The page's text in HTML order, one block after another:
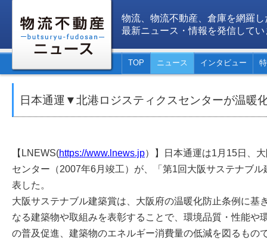
物流、物流不動産、倉庫を網羅し
最新ニュース・情報を発信してい
TOP ニュース インタビュー
日本通運▼北港ロジスティクスセンターが温暖
【LNEWS(https://www.lnews.jp）】日本通運は1月15日、
センター（2007年6月竣工）が、「第1回大阪サステナブ
表した。
大阪サステナブル建築賞は、大阪府の温暖化防止条例に基
なる建築物や取組みを表彰することで、環境品質・性能や
の普及促進、建築物のエネルギー消費量の低減を図るもの